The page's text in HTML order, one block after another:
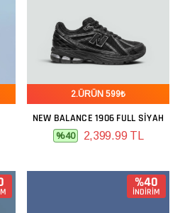
2.ÜRÜN 599₺
NEW BALANCE 1906 FULL SIYAH
%40 2,399.99 TL
%40
İNDİRİM